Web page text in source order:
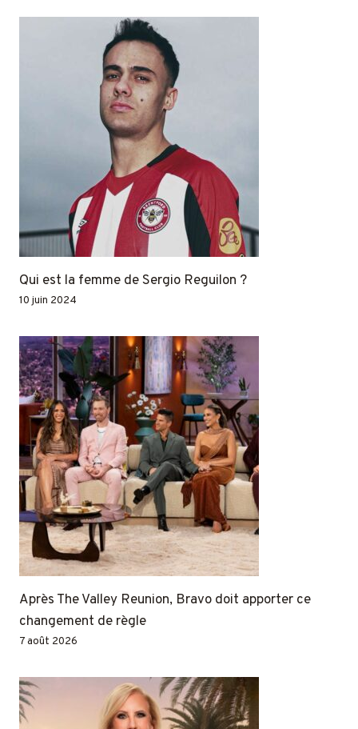
Qui est la femme de Sergio Reguilon ?
10 juin 2024
Après The Valley Reunion, Bravo doit apporter ce
changement de règle
7 août 2026